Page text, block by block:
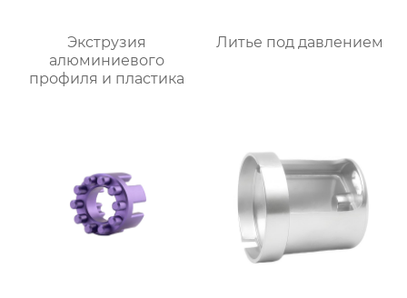
Экструзия
алюминиевого
профиля и пластика
Литье под давлением